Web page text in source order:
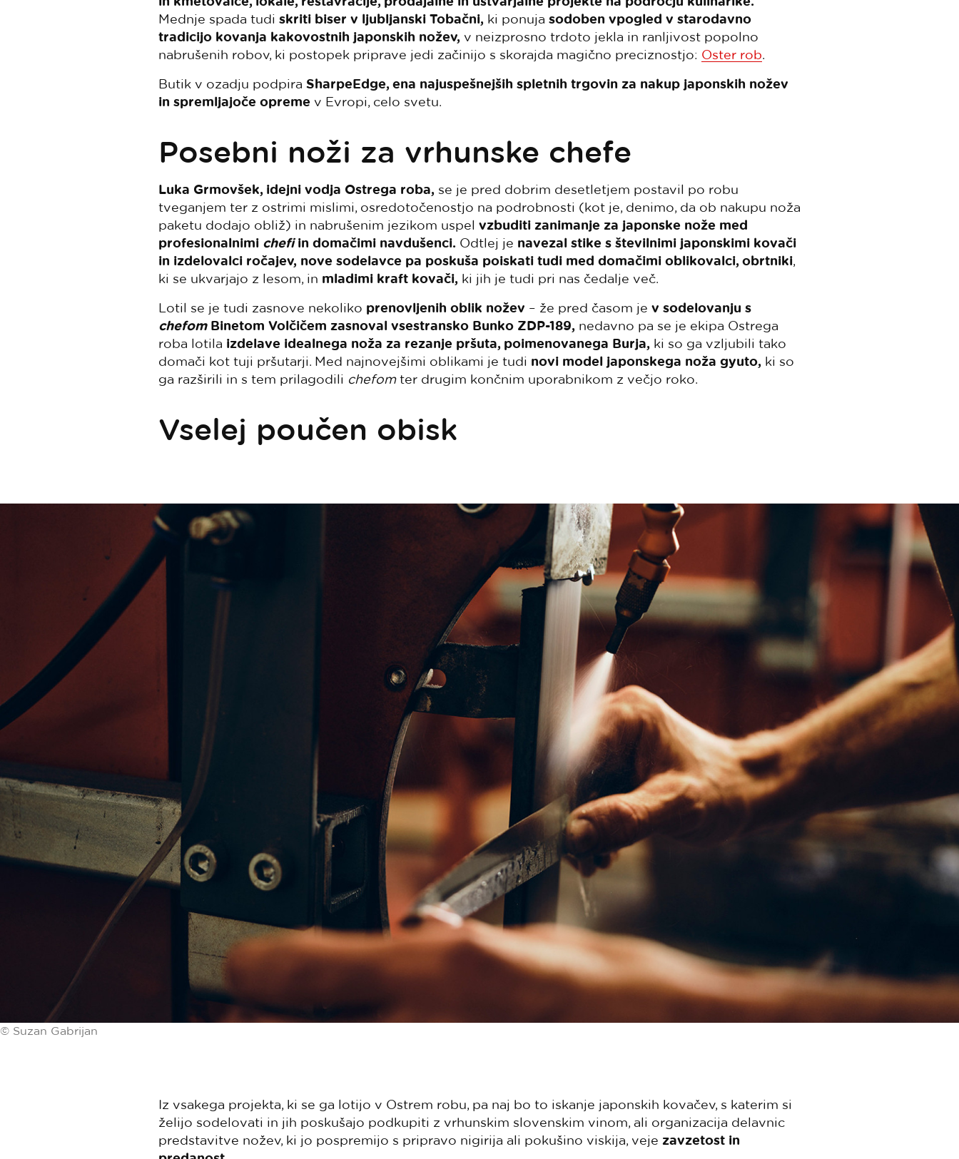
Mednje spada tudi skriti biser v ljubljanski Tobačni, ki ponuja sodoben vpogled v starodavno
tradicijo kovanja kakovostnih japonskih nožev, v neizprosno trdoto jekla in ranljivost popolno
nabrušenih robov, ki postopek priprave jedi začinijo s skorajda magično preciznostjo: Oster rob.
Butik v ozadju podpira SharpeEdge, ena najuspešnejših spletnih trgovin za nakup japonskih nožev
in spremljajoče opreme v Evropi, celo svetu.
Posebni noži za vrhunske chefe
Luka Grmovšek, idejni vodja Ostrega roba, se je pred dobrim desetletjem postavil po robu
tveganjem ter z ostrimi mislimi, osredotočenostjo na podrobnosti (kot je, denimo, da ob nakupu noža
paketu dodajo obliž) in nabrušenim jezikom uspel vzbuditi zanimanje za japonske nože med
profesionalnimi chefiin domačimi navdušenci. Odtlej je navezal stike s številnimi japonskimi kovači
in izdelovalci ročajev, nove sodelavce pa poskuša poiskati tudi med domačimi oblikovalci, obrtniki,
ki se ukvarjajo z lesom, in mladimi kraft kovači, ki jih je tudi pri nas čedalje več.
Lotil se je tudi zasnove nekoliko prenovljenih oblik nožev – že pred časom je v sodelovanju s
chefomBinetom Volčičem zasnoval vsestransko Bunko ZDP-189, nedavno pa se je ekipa Ostrega
roba lotila izdelave idealnega noža za rezanje pršuta, poimenovanega Burja, ki so ga vzljubili tako
domači kot tuji pršutarji. Med najnovejšimi oblikami je tudi novi model japonskega noža gyuto, ki so
ga razširili in s tem prilagodili chefomter drugim končnim uporabnikom z večjo roko.
Vselej poučen obisk
© Suzan Gabrijan
Iz vsakega projekta, ki se ga lotijo v Ostrem robu, pa naj bo to iskanje japonskih kovačev, s katerim si
želijo sodelovati in jih poskušajo podkupiti z vrhunskim slovenskim vinom, ali organizacija delavnic
predstavitve nožev, ki jo pospremijo s pripravo nigirija ali pokušino viskija, veje zavzetost in